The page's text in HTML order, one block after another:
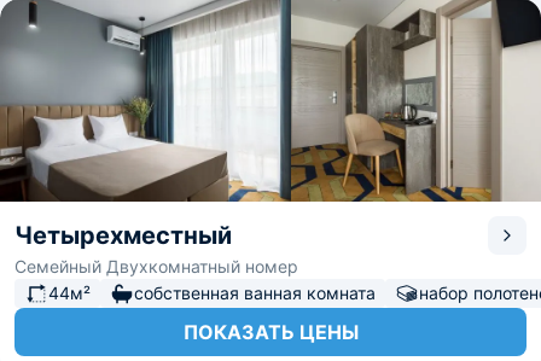
Четырехместный
Семейный Двухкомнатный номер
44м²
собственная ванная комната набор
ПОКАЗАТЬ ЦЕНЫ